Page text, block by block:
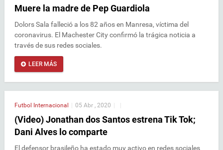
Muere la madre de Pep Guardiola
Dolors Sala falleció a los 82 años en Manresa, víctima del
coronavirus. El Machester City confirmó la trágica noticia a
través de sus redes sociales.
LEER MÁS
Futbol Internacional 05 Abr , 2020
(Video) Jonathan dos Santos estrena Tik Tok;
Dani Alves lo comparte
El defensor brasileño ha estado muy activo en redes sociales